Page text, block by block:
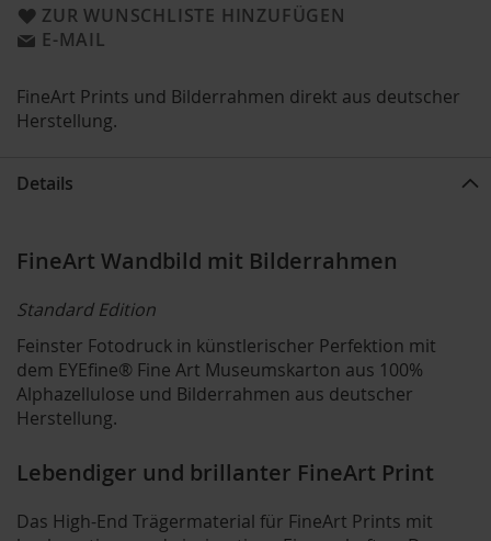
ZUR WUNSCHLISTE HINZUFÜGEN
E-MAIL
FineArt Prints und Bilderrahmen direkt aus deutscher
Herstellung.
Details
FineArt Wandbild mit Bilderrahmen
Standard Edition
Feinster Fotodruck in künstlerischer Perfektion mit
dem EYEfine® Fine Art Museumskarton aus 100%
Alphazellulose und Bilderrahmen aus deutscher
Herstellung.
Lebendiger und brillanter FineArt Print
Das High-End Trägermaterial für FineArt Prints mit